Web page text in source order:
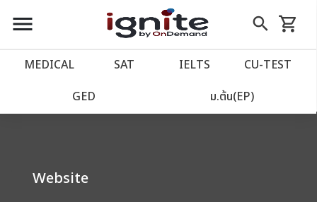
close
account_balance หน้าแรก
เว็บไซต์อิกไนท์
import_contacts วางแผนการเรียน
menu search
Skip
to
shopping_cart
รถเข็น
MEDICAL SAT IELTS CU‑TEST
GED ม.ต้น(EP)
We could not find anything for 80001509
Website